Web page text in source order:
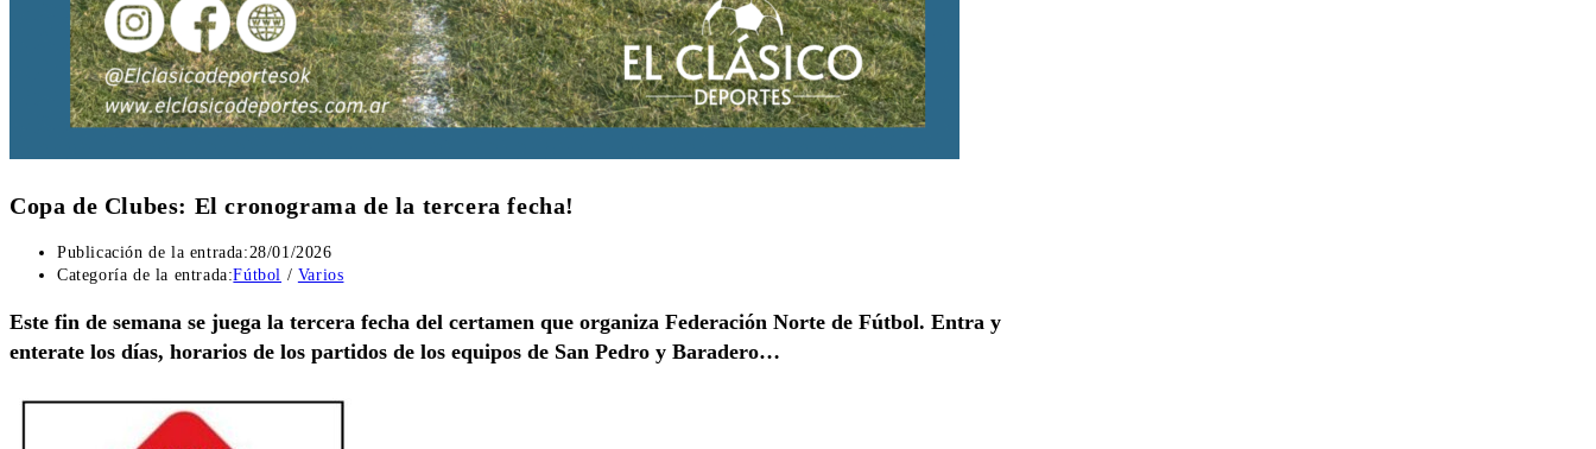
Copa de Clubes: El cronograma de la tercera fecha!
Publicación de la entrada:28/01/2026
Categoría de la entrada:Fútbol / Varios
Este fin de semana se juega la tercera fecha del certamen que organiza Federación Norte de Fútbol. Entra y
enterate los días, horarios de los partidos de los equipos de San Pedro y Baradero…